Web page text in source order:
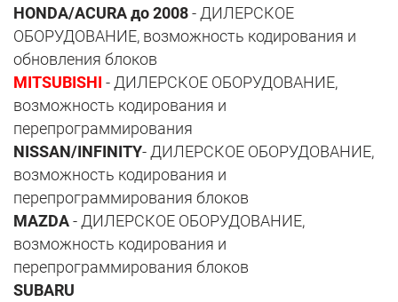
HONDA/ACURA до 2008- ДИЛЕРСКОЕ
ОБОРУДОВАНИЕ, возможность кодирования и
обновления блоков
MITSUBISHI - ДИЛЕРСКОЕ ОБОРУДОВАНИЕ,
возможность кодирования и
перепрограммирования
NISSAN/INFINITY- ДИЛЕРСКОЕ ОБОРУДОВАНИЕ,
возможность кодирования и
перепрограммирования блоков
MAZDA- ДИЛЕРСКОЕ ОБОРУДОВАНИЕ,
возможность кодирования и
перепрограммирования блоков
SUBARU